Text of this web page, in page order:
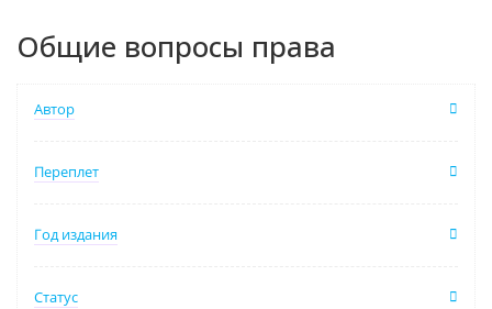
Общие вопросы права
Автор
Переплет
Год издания
Статус